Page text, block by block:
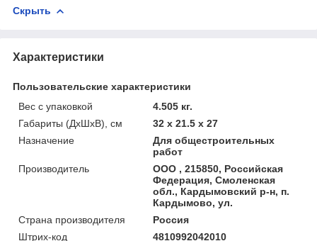
Скрыть
Характеристики
Пользовательские характеристики
Вес с упаковкой
4.505 кг.
Габариты (ДхШхВ), см
32 x 21.5 x 27
Назначение
Для общестроительных
работ
Производитель
ООО , 215850, Российская
Федерация, Смоленская
обл., Кардымовский р-н, п.
Кардымово, ул.
Страна производителя
Россия
Штрих-код
4810992042010